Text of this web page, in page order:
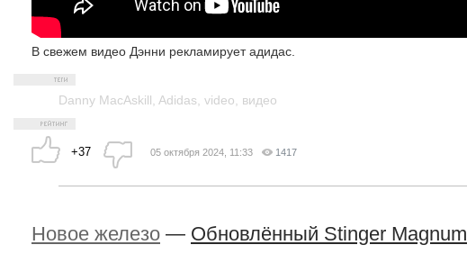
В свежем видео Дэнни рекламирует адидас.
Danny MacAskill Adidas video видео
+37 05 октября 2024, 11:33 1417
Новое железо — Обновлённый Stinger Magnum